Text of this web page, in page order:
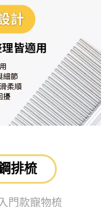
排梳
門款寵物梳